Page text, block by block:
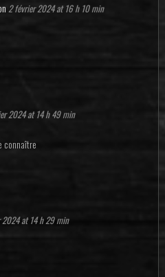
2 février 2024 at 16 h 10 min
2024 at 14 h 49 min
connaître
at 14 h 29 min